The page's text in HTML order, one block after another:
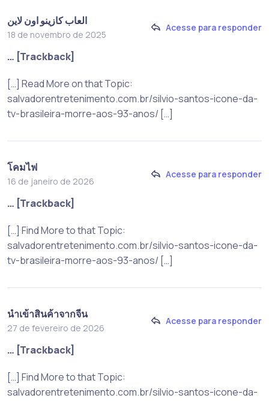
العاب كازينو اون لاين
18 de novembro de 2025
Acesse para responder
… [Trackback]
[…] Read More on that Topic:
salvadorentretenimento.com.br/silvio-santos-icone-da-
tv-brasileira-morre-aos-93-anos/ […]
โคมไฟ
16 de janeiro de 2026
Acesse para responder
… [Trackback]
[…] Find More to that Topic:
salvadorentretenimento.com.br/silvio-santos-icone-da-
tv-brasileira-morre-aos-93-anos/ […]
นำเข้าสินค้าจากจีน
27 de fevereiro de 2026
Acesse para responder
… [Trackback]
[…] Find More to that Topic:
salvadorentretenimento.com.br/silvio-santos-icone-da-